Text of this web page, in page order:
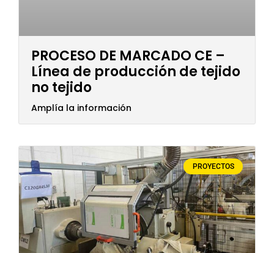
PROCESO DE MARCADO CE –
Línea de producción de tejido
no tejido
Amplía la información
PROYECTOS